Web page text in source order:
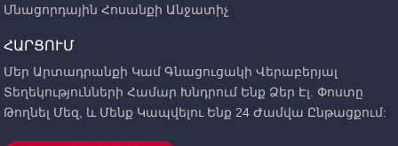
Մնացորդային Հոսանքի Անջատիչ
ՀԱՐՑՈՒՄ
Մեր Արտադրանքի Կամ Գնացուցակի Վերաբերյալ
Տեղեկությունների Համար Խնդրում Ենք Ձեր Էլ. Փոստը
Թողնել Մեզ, ԵՒ Մենք Կապվելու Ենք 24 Ժամվա Ընթացքում: